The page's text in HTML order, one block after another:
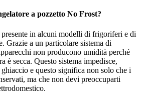
a pozzetto No Frost?
in alcuni modelli di frigoriferi e di
Grazie a un particolare sistema di
non producono umidità perché
è secca. Questo sistema impedisce,
e questo significa non solo che i
ma che non devi preoccuparti